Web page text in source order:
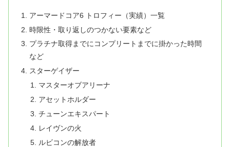
アーマードコア6 トロフィー（実績）一覧
時限性・取り返しのつかない要素など
プラチナ取得までにコンプリートまでに掛かった時間
など
スターゲイザー
マスターオブアリーナ
アセットホルダー
チューンエキスパート
レイヴンの火
ルビコンの解放者